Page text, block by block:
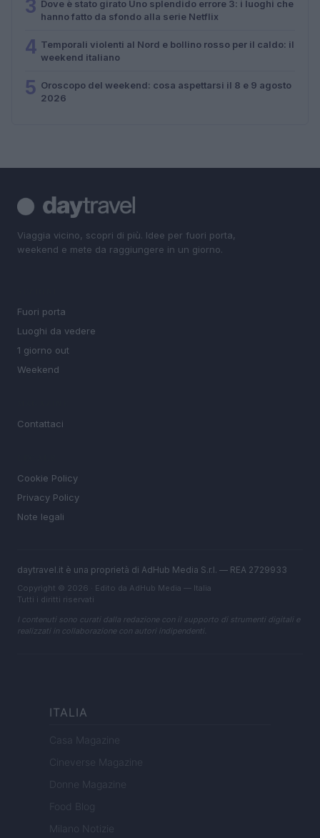
3 Dove è stato girato Uno splendido errore 3: i luoghi che
hanno fatto da sfondo alla serie Netflix
4 Temporali violenti al Nord e bollino rosso per il caldo: il
weekend italiano
5 Oroscopo del weekend: cosa aspettarsi il 8 e 9 agosto
2026
Viaggia vicino, scopri di più. Idee per fuori porta,
weekend e mete da raggiungere in un giorno.
Fuori porta
Luoghi da vedere
1 giorno out
Weekend
Contattaci
Cookie Policy
Privacy Policy
Note legali
daytravel.it è una proprietà di AdHub Media S.r.l. — REA 2729933
Copyright © 2026 · Edito da AdHub Media — Italia
Tutti i diritti riservati
I contenuti sono curati dalla redazione con il supporto di strumenti digitali e
realizzati in collaborazione con autori indipendenti.
ITALIA
Casa Magazine
Cineverse Magazine
Donne Magazine
Food Blog
Milano Notizie